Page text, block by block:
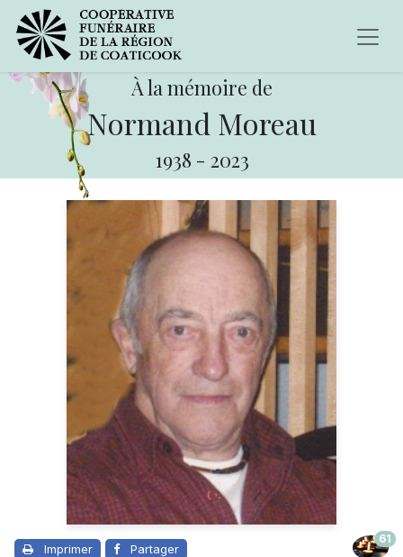
À la mémoire de
Normand Moreau
1938 - 2023
Imprimer Partager
61